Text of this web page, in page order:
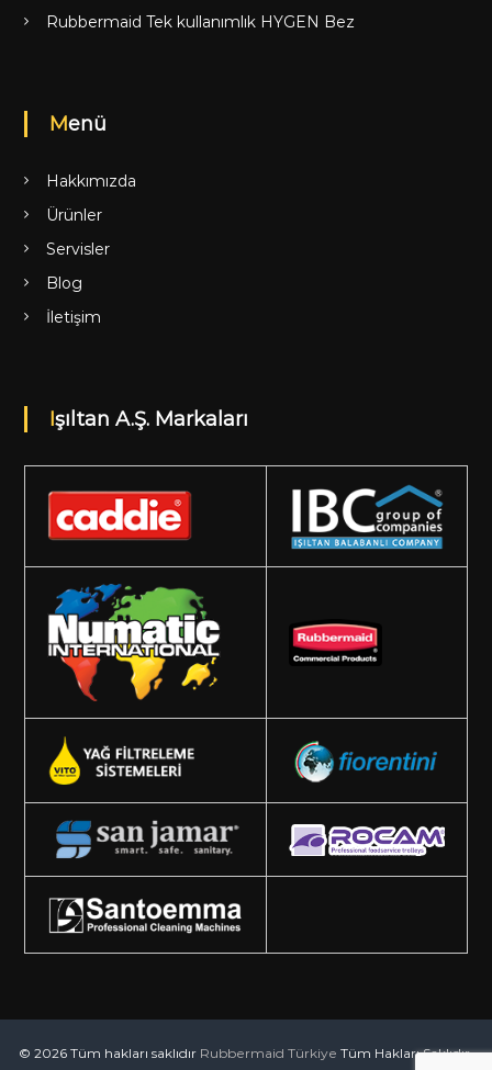
Rubbermaid Tek kullanımlık HYGEN Bez
Menü
Hakkımızda
Ürünler
Servisler
Blog
İletişim
Işıltan A.Ş. Markaları
© 2026 Tüm hakları saklıdır Rubbermaid Türkiye Tüm Hakları Saklıdır.